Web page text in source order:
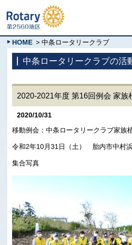
HOME > 中条ロータリークラブ
中条ロータリークラブの活
2020-2021年度 第16回例会 家族
2020/10/31
移動例会：中条ロータリークラブ家族
令和2年10月31日（土） 胎内市中村
集合写真